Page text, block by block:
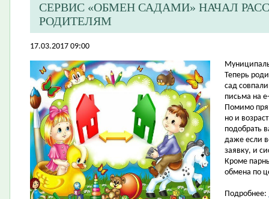
СЕРВИС «ОБМЕН САДАМИ» НАЧАЛ
РОДИТЕЛЯМ
17.03.2017 09:00
Теперь
сад
письма на
Помимо
но и
подобрать
даже если
заявку, и
Кроме
обмена по
Подробнее: